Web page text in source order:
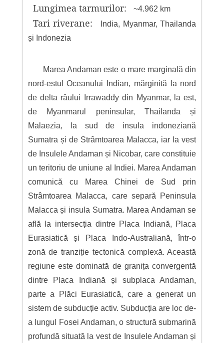
Lungimea tarmurilor: ~4.962 km
Tari riverane:
India, Myanmar, Thailanda
și Indonezia
Marea Andaman este o mare marginală din
nord-estul Oceanului Indian, mărginită la nord
de delta râului Irrawaddy din Myanmar, la est,
de Myanmarul peninsular, Thailanda și
Malaezia, la sud de insula indoneziană
Sumatra și de Strâmtoarea Malacca, iar la vest
de Insulele Andaman și Nicobar, care constituie
un teritoriu de uniune al Indiei. Marea Andaman
comunică cu Marea Chinei de Sud prin
Strâmtoarea Malacca, care separă Peninsula
Malacca și insula Sumatra. Marea Andaman se
află la intersecția dintre Placa Indiană, Placa
Eurasiatică și Placa Indo-Australiană, într-o
zonă de tranziție tectonică complexă. Această
regiune este dominată de granița convergentă
dintre Placa Indiană și subplaca Andaman,
parte a Plăci Eurasiatică, care a generat un
sistem de subducție activ. Subducția are loc de-
a lungul Fosei Andaman, o structură submarină
profundă situată la vest de Insulele Andaman și